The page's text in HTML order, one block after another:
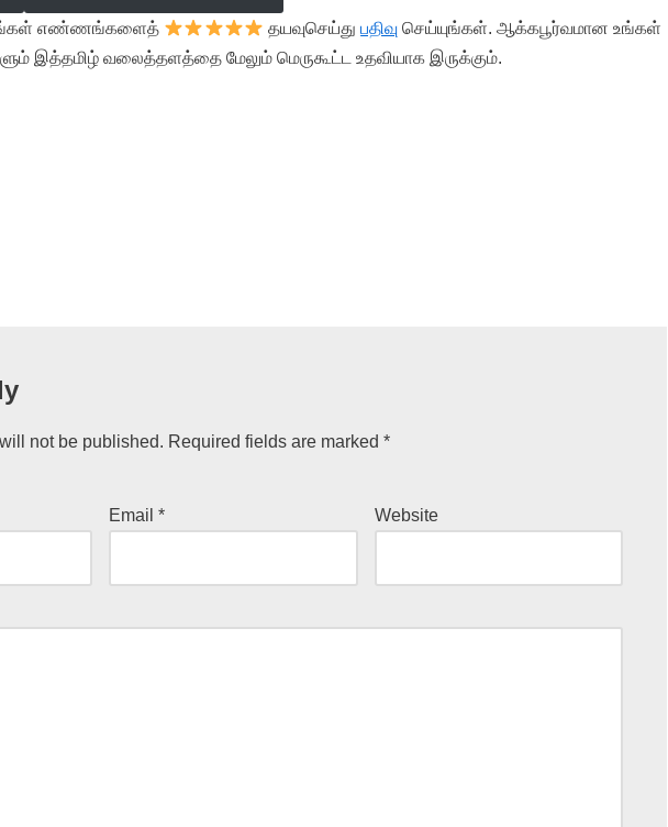
எண்ணங்களைத் தயவுசெய்துபதிவு செய்யுங்கள். ஆக்கபூர்வமான உங்கள்
இத்தமிழ் வலைத்தளத்தை மேலும் மெருகூட்ட உதவியாக இருக்கும்.
not be published. Required fields are marked *
Email* Website